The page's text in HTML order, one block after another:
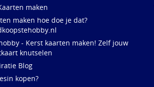
maken
maken hoe doe je dat?
- Kerst kaarten maken! Zelf jouw
knutselen
Blog
kopen?